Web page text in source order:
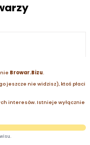
Browar.Bizu.
jeszcze nie widzisz), ktoś płaci
interesów. Istnieje wyłącznie